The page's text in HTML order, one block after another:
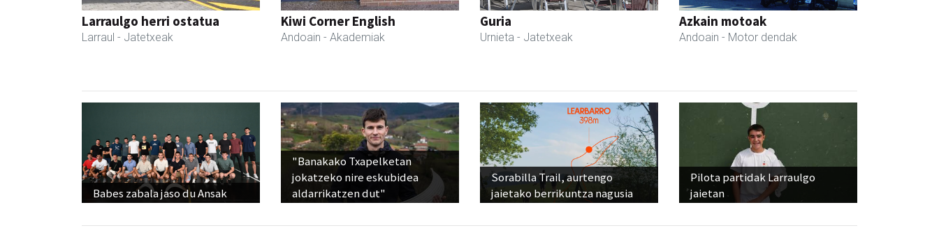
Larraulgo herri ostatua
Larraul - Jatetxeak
Kiwi Corner English
Andoain - Akademiak
Guria
Urnieta - Jatetxeak
Azkain motoak
Andoain - Motor dendak
Babes zabala jaso du Ansak
"Banakako Txapelketan
jokatzeko nire eskubidea
aldarrikatzen dut"
Sorabilla Trail, aurtengo
jaietako berrikuntza nagusia
Pilota partidak Larraulgo
jaietan